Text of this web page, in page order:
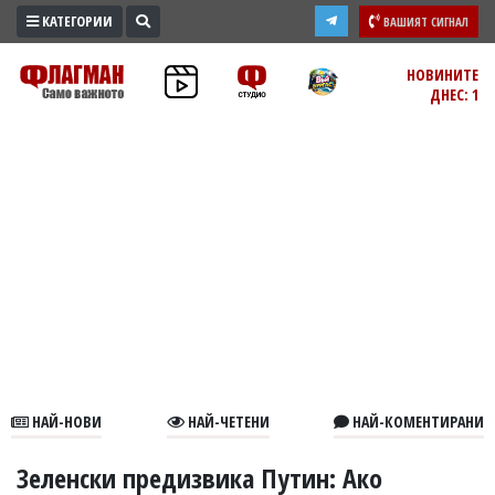
ПРОМО
ЗОНА
В
КАТЕГОРИИ ВАШИЯТ СИГНАЛ
НОВИНИТЕ
ДНЕС: 1
НАЙ-НОВИ НАЙ-ЧЕТЕНИ НАЙ-КОМЕНТИРАНИ
Зеленски предизвика Путин: Ако